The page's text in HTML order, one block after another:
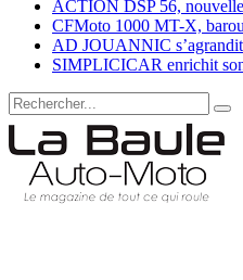
ACTION DSP 56,
CFMoto 1000 MT-X,
AD JOUANNIC s’agrandit
SIMPLICICAR enrichit